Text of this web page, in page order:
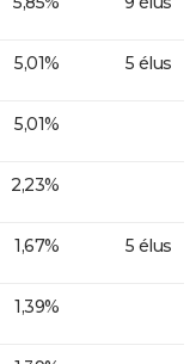
5,01% 5 élus
5,01%
2,23%
1,67% 5 élus
1,39%